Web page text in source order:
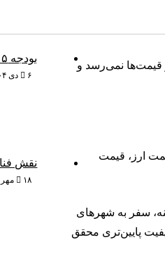
بودجه ۱۴۰۵ دولت و مسیر مالیات اوراق و یارانه ها
۶ دی ۱۴۰۴
نقش
۱۸ مهر ۱۴۰۳
سرعت تغییر قیمت‌ها نمی‌رسد و
ارز، قیمت
سفر به شهرهای
پایین‌تری محقق